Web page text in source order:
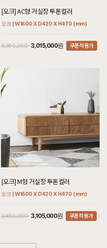
[오크] AC형 거실장 투톤컬러
오크 | W1600 X D420 X H470 (mm)
3,350,000 3,015,000원 쿠폰적용가
[오크] M형 거실장 투톤컬러
오크 | W1600 X D420 X H470 (mm)
3,450,000 3,105,000원 쿠폰적용가